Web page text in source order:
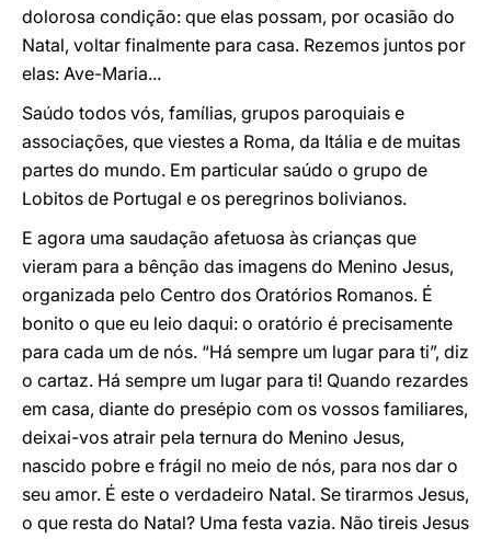
dolorosa condição: que elas possam, por ocasião do
Natal, voltar finalmente para casa. Rezemos juntos por
elas: Ave-Maria...
Saúdo todos vós, famílias, grupos paroquiais e
associações, que viestes a Roma, da Itália e de muitas
partes do mundo. Em particular saúdo o grupo de
Lobitos de Portugal e os peregrinos bolivianos.
E agora uma saudação afetuosa às crianças que
vieram para a bênção das imagens do Menino Jesus,
organizada pelo Centro dos Oratórios Romanos. É
bonito o que eu leio daqui: o oratório é precisamente
para cada um de nós. “Há sempre um lugar para ti”, diz
o cartaz. Há sempre um lugar para ti! Quando rezardes
em casa, diante do presépio com os vossos familiares,
deixai-vos atrair pela ternura do Menino Jesus,
nascido pobre e frágil no meio de nós, para nos dar o
seu amor. É este o verdadeiro Natal. Se tirarmos Jesus,
o que resta do Natal? Uma festa vazia. Não tireis Jesus